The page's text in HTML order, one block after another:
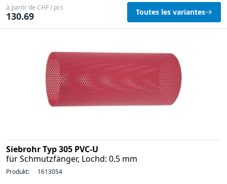
à partir de CHF / pcs
130.69 Toutes les variantes
Siebrohr Typ 305 PVC-U
für Schmutzfänger, Lochd: 0.5 mm
Produkt: 1613054